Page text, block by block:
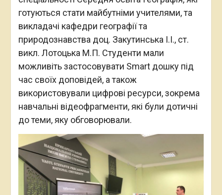
готуються стати майбутніми учителями, та
викладачі кафедри географії та
природознавства доц. Закутинська І.І., ст.
викл. Лотоцька М.П. Студенти мали
можливіть застосовувати Smart дошку під
час своїх доповідей, а також
використовували цифрові ресурси, зокрема
навчальні відеофрагменти, які були дотичні
до теми, яку обговорювали.